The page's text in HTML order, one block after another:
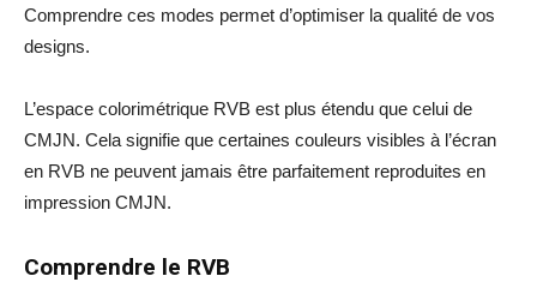
Comprendre ces modes permet d’optimiser la qualité de vos
designs.
L’espace colorimétrique RVB est plus étendu que celui de
CMJN. Cela signifie que certaines couleurs visibles à l’écran
en RVB ne peuvent jamais être parfaitement reproduites en
impression CMJN.
Comprendre le RVB